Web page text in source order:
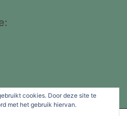
cookies. Door deze site te
met het gebruik hiervan.